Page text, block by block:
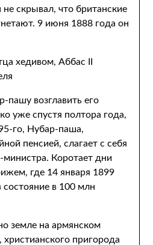
скрывал, что британские
9 июня 1888 года он
хедивом, Аббас II
пашу возглавить его
уже спустя полтора года,
го, Нубар-паша,
пенсией, слагает с себя
Коротает дни
где 14 января 1899
состояние в 100 млн
земле на армянском
пригорода